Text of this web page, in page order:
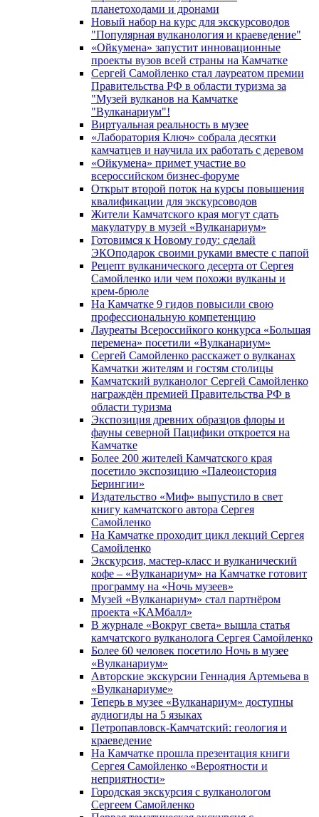
планетоходами и дронами
Новый набор на курс для экскурсоводов
"Популярная вулканология и краеведение"
«Ойкумена» запустит инновационные
проекты вузов всей страны на Камчатке
Сергей Самойленко стал лауреатом премии
Правительства РФ в области туризма за
"Музей вулканов на Камчатке
"Вулканариум"!
Виртуальная реальность в музее
«Лаборатория Ключ» собрала десятки
камчатцев и научила их работать с деревом
«Ойкумена» примет участие во
всероссийском бизнес-форуме
Открыт второй поток на курсы повышения
квалификации для экскурсоводов
Жители Камчатского края могут сдать
макулатуру в музей «Вулканариум»
Готовимся к Новому году: сделай
ЭКОподарок своими руками вместе с папой
Рецепт вулканического десерта от Сергея
Самойленко или чем похожи вулканы и
крем-брюле
На Камчатке 9 гидов повысили свою
профессиональную компетенцию
Лауреаты Всероссийкого конкурса «Большая
перемена» посетили «Вулканариум»
Сергей Самойленко расскажет о вулканах
Камчатки жителям и гостям столицы
Камчатский вулканолог Сергей Самойленко
награждён премией Правительства РФ в
области туризма
Экспозиция древних образцов флоры и
фауны северной Пацифики откроется на
Камчатке
Более 200 жителей Камчатского края
посетило экспозицию «Палеоистория
Берингии»
Издательство «Миф» выпустило в свет
книгу камчатского автора Сергея
Самойленко
На Камчатке проходит цикл лекций Сергея
Самойленко
Экскурсия, мастер-класс и вулканический
кофе – «Вулканариум» на Камчатке готовит
программу на «Ночь музеев»
Музей «Вулканариум» стал партнёром
проекта «КАМбалл»
В журнале «Вокруг света» вышла статья
камчатского вулканолога Сергея Самойленко
Более 60 человек посетило Ночь в музее
«Вулканариум»
Авторские экскурсии Геннадия Артемьева в
«Вулканариуме»
Теперь в музее «Вулканариум» доступны
аудиогиды на 5 языках
Петропавловск-Камчатский: геология и
краеведение
На Камчатке прошла презентация книги
Сергея Самойленко «Вероятности и
неприятности»
Городская экскурсия с вулканологом
Сергеем Самойленко